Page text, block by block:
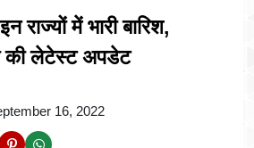
में भारी बारिश,
की लेटेस्ट अपडेट
16, 2022